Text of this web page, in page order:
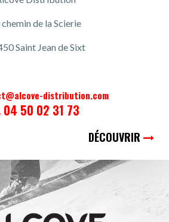
chemin de la Scierie
Saint Jean de Sixt
distribution.com
04 50 02 31 73
DÉCOUVRIR